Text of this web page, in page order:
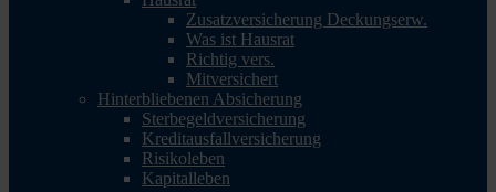
Zusatzversicherung Deckungserw.
Was ist Hausrat
Richtig vers.
Mitversichert
Hinterbliebenen Absicherung
Sterbegeldversicherung
Kreditausfallversicherung
Risikoleben
Kapitalleben